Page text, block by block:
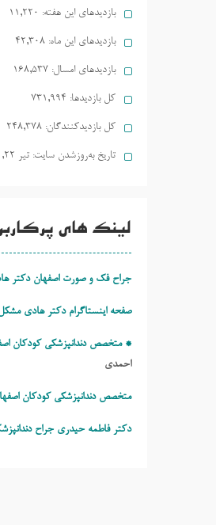
بازدیدهای این هفته: 11,220
بازدیدهای این ماه: 42,308
بازدیدهای امسال: 168,537
کل بازدیدها: 731,994
کل بازدیدکنند‌گان: 248,378
تاریخ به‌روزشدن سایت: تیر ۲۲, ۱۴۰۵
لینک های
جراح فک و صورت اصفهان دکتر
صفحه اینستاگرام دکتر هادی
* متخصص دندانپزشکی کودکان
احمدی
متخصص دندانپزشکی کودکان
دکتر فاطمه حیدری جراح